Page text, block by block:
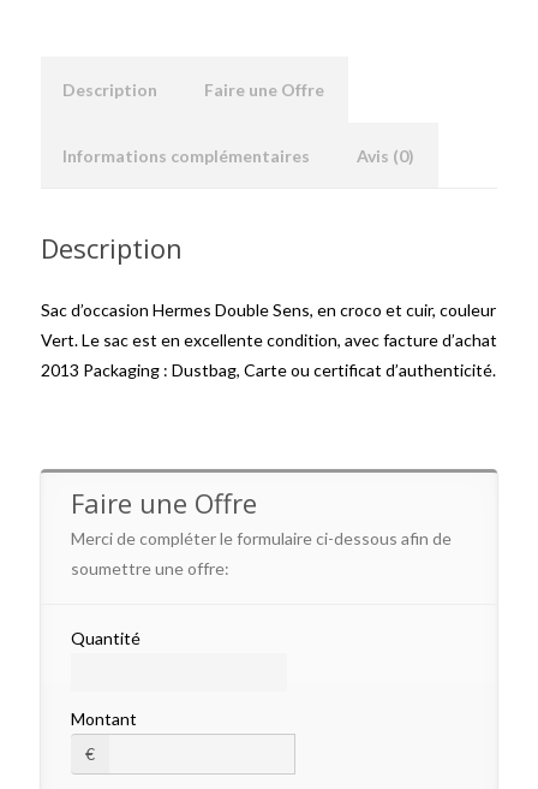
Description Faire une Offre
Informations complémentaires Avis (0)
Description
Sac d’occasion Hermes Double Sens, en croco et cuir, couleur
Vert. Le sac est en excellente condition, avec facture d’achat
2013 Packaging : Dustbag, Carte ou certificat d’authenticité.
Faire une Offre
Merci de compléter le formulaire ci-dessous afin de
soumettre une offre:
Quantité
Montant
€